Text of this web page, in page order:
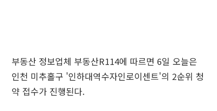
부동산 정보업체 부동산R114에 따르면 6일 오늘은
인천 미추홀구 '인하대역수자인로이센트'의 2순위 청
약 접수가 진행된다.